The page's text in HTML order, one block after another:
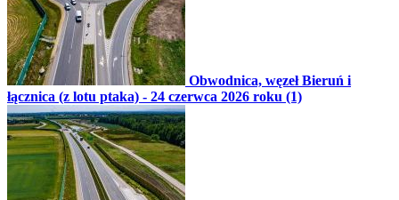
Obwodnica, węzeł Bieruń i
łącznica (z lotu ptaka) - 24 czerwca 2026 roku (1)